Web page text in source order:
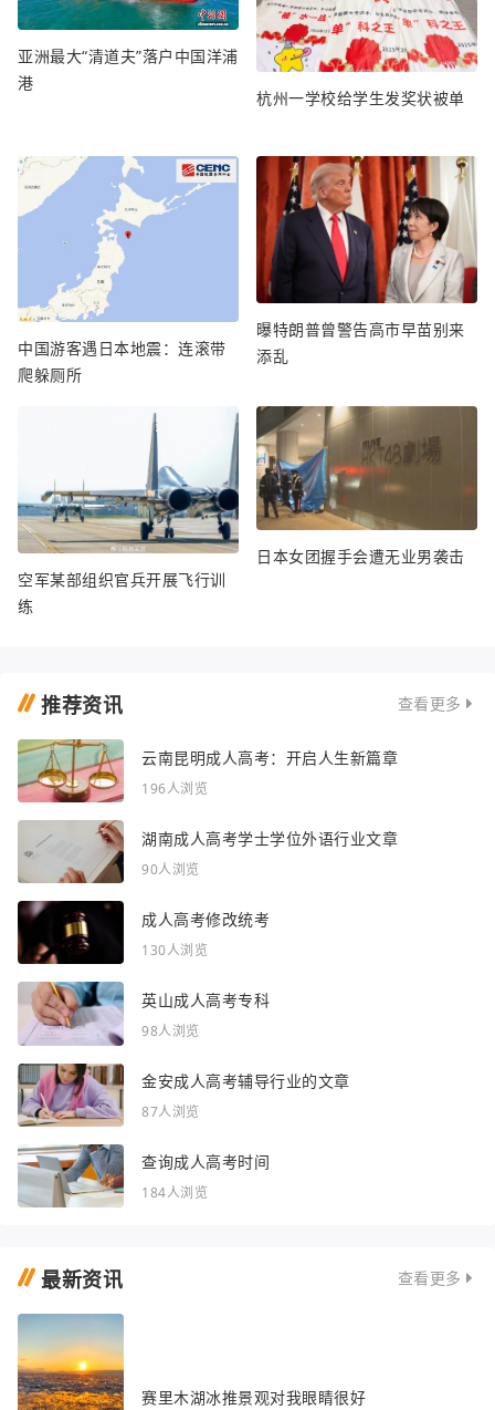
亚洲最大“清道夫”落户中国洋浦
港
杭州一学校给学生发奖状被单
中国游客遇日本地震：连滚带
爬躲厕所
曝特朗普曾警告高市早苗别来
添乱
空军某部组织官兵开展飞行训
练
日本女团握手会遭无业男袭击
推荐资讯 查看更多
云南昆明成人高考：开启人生新篇章
196人浏览
湖南成人高考学士学位外语行业文章
90人浏览
成人高考修改统考
130人浏览
英山成人高考专科
98人浏览
金安成人高考辅导行业的文章
87人浏览
查询成人高考时间
184人浏览
最新资讯 查看更多
赛里木湖冰推景观对我眼睛很好